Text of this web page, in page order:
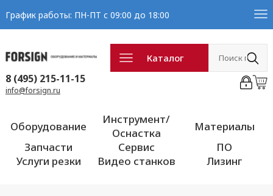
График работы: ПН-ПТ с 09:00 до 18:00
Каталог
8 (495) 215-11-15
info@forsign.ru
Оборудование
Инструмент/
Оснастка
Материалы
Запчасти
Сервис
ПО
Услуги резки
Видео станков Лизинг